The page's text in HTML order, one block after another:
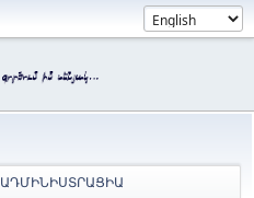
ԱԴՄԻՆԻՍՏՐԱՑԻԱ